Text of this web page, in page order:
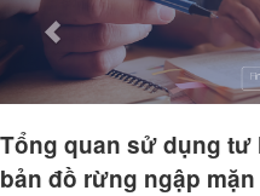
Tổng quan sử dụng tư
bản đồ rừng ngập mặn